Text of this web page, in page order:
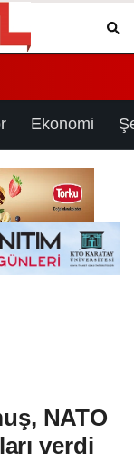
Ekonomi
NATO
verdi